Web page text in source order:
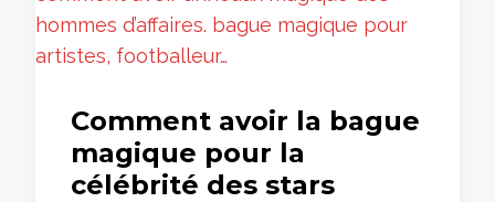
Comment avoir la bague
magique pour la
célébrité des stars